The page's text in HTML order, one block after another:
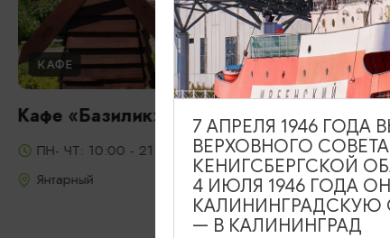
КАФЕ
Кафе «Базилик»
ПН- ЧТ: 10:00 - 21:00 ПТ- ВС: 10:00 - 22:00
Янтарный
7 АПРЕЛЯ 1946
ВЕРХОВНОГО
КЕНИГСБЕРГСКОЙ
4 ИЮЛЯ 1946 ГОДА
КАЛИНИНГРАДСКУЮ
— В КАЛИНИНГРАД